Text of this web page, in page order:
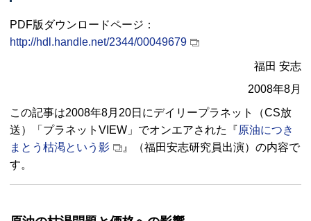
PDF版ダウンロードページ：
http://hdl.handle.net/2344/00049679
福田 安志
2008年8月
この記事は2008年8月20日にデイリープラネット（CS放
送）「プラネット VIEW 」でオンエアされた『原油につき
まとう枯渇という影
』（福田安志研究員出演）の内容で
す。